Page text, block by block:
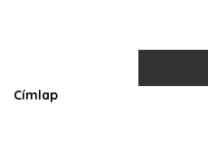
Morzsa
Címlap